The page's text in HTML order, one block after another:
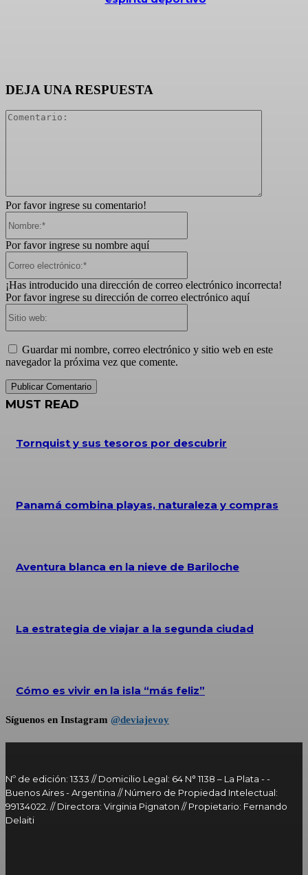
DEJA UNA RESPUESTA
Por favor ingrese su comentario!
Por favor ingrese su nombre aquí
¡Has introducido una dirección de correo electrónico incorrecta!
Por favor ingrese su dirección de correo electrónico aquí
Guardar mi nombre, correo electrónico y sitio web en este
navegador la próxima vez que comente.
MUST READ
Tornquist y sus tesoros por descubrir
Panamá combina playas, naturaleza y compras
Aventura blanca en la nieve de Bariloche
La estrategia de viajar a la segunda ciudad
Cómo es vivir en la isla “más feliz”
Síguenos en Instagram @deviajevoy
Nº de edición: 1333 // Domicilio Legal: 64 N° 1138 – La Plata - -
Buenos Aires - Argentina // Número de Propiedad Intelectual:
99134022. // Directora: Virginia Pignaton // Propietario: Fernando
Delaiti